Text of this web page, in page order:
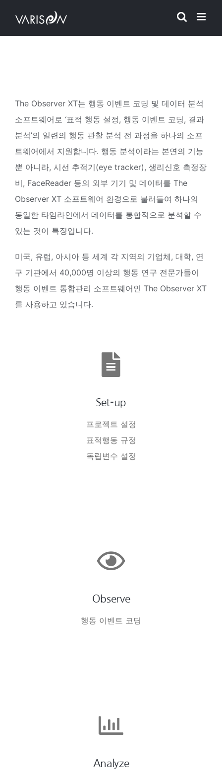
The Observer XT는 행동 이벤트 코딩 및 데이터 분석
소프트웨어로 ‘표적 행동 설정, 행동 이벤트 코딩, 결과
분석’의 일련의 행동 관찰 분석 전 과정을 하나의 소프
트웨어에서 지원합니다. 행동 분석이라는 본연의 기능
뿐 아니라, 시선 추적기(eye tracker), 생리신호 측정장
비, FaceReader 등의 외부 기기 및 데이터를 The
Observer XT 소프트웨어 환경으로 불러들여 하나의
동일한 타임라인에서 데이터를 통합적으로 분석할 수
있는 것이 특징입니다.
미국, 유럽, 아시아 등 세계 각 지역의 기업체, 대학, 연
구 기관에서 40,000명 이상의 행동 연구 전문가들이
행동 이벤트 통합관리 소프트웨어인 The Observer XT
를 사용하고 있습니다.
Set-up
프로젝트 설정
표적행동 규정
독립변수 설정
Observe
행동 이벤트 코딩
Analyze